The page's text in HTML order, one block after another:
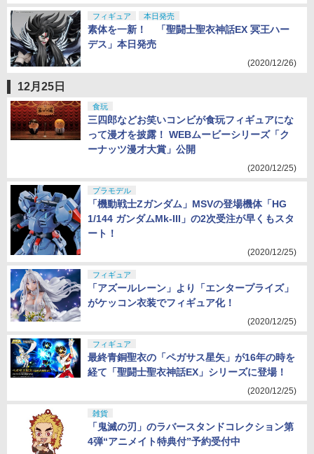
フィギュア 本日発売
素体を一新！ 「聖闘士聖衣神話EX 冥王ハー
デス」本日発売
(2020/12/26)
12月25日
食玩
三四郎などお笑いコンビが食玩フィギュアにな
って漫才を披露！ WEBムービーシリーズ「ク
ーナッツ漫才大賞」公開
(2020/12/25)
プラモデル
「機動戦士Zガンダム」MSVの登場機体「HG
1/144 ガンダムMk-III」の2次受注が早くもスタ
ート！
(2020/12/25)
フィギュア
「アズールレーン」より「エンタープライズ」
がケッコン衣装でフィギュア化！
(2020/12/25)
フィギュア
最終青銅聖衣の「ペガサス星矢」が16年の時を
経て「聖闘士聖衣神話EX」シリーズに登場！
(2020/12/25)
雑貨
「鬼滅の刃」のラバースタンドコレクション第
4弾“アニメイト特典付”予約受付中